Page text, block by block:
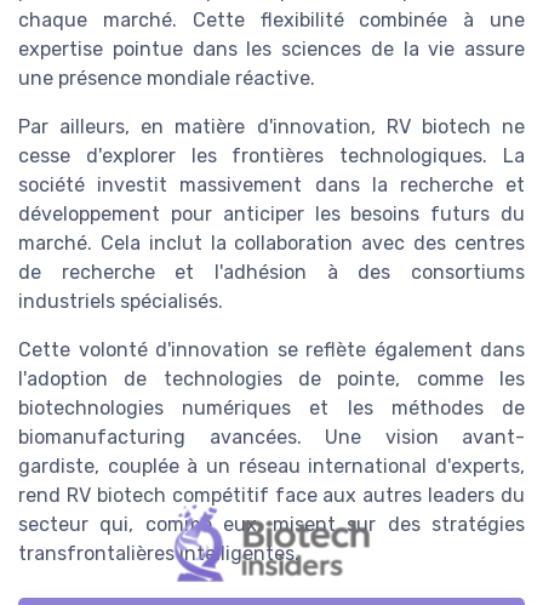
chaque marché. Cette flexibilité combinée à une
expertise pointue dans les sciences de la vie assure
une présence mondiale réactive.
Par ailleurs, en matière d'innovation, RV biotech ne
cesse d'explorer les frontières technologiques. La
société investit massivement dans la recherche et
développement pour anticiper les besoins futurs du
marché. Cela inclut la collaboration avec des centres
de recherche et l'adhésion à des consortiums
industriels spécialisés.
Cette volonté d'innovation se reflète également dans
l'adoption de technologies de pointe, comme les
biotechnologies numériques et les méthodes de
biomanufacturing avancées. Une vision avant-
gardiste, couplée à un réseau international d'experts,
rend RV biotech compétitif face aux autres leaders du
secteur qui, comme eux, misent sur des stratégies
transfrontalières intelligentes.